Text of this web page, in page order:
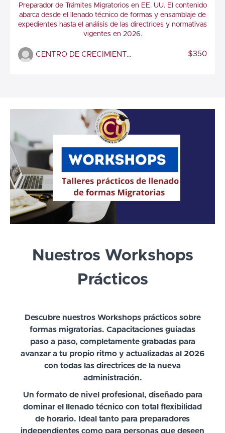
Preparador de Trámites Migratorios en EE. UU. El contenido
abarca desde el llenado técnico de formas y ensamblaje de
expedientes hasta el análisis de las directrices y normativas
vigentes en 2026.
CENTRO DE CRECIMIENTO AL INMIGRANTE $350
Nuestros Workshops
Prácticos
Descubre nuestros Workshops prácticos sobre
formas migratorias. Capacitaciones guiadas
paso a paso, completamente grabadas para
avanzar a tu propio ritmo y actualizadas al 2026
con todas las directrices de la nueva
administración.
Un formato de nivel profesional, diseñado para
dominar el llenado técnico con total flexibilidad
de horario. Ideal tanto para preparadores
independientes como para personas que deseen